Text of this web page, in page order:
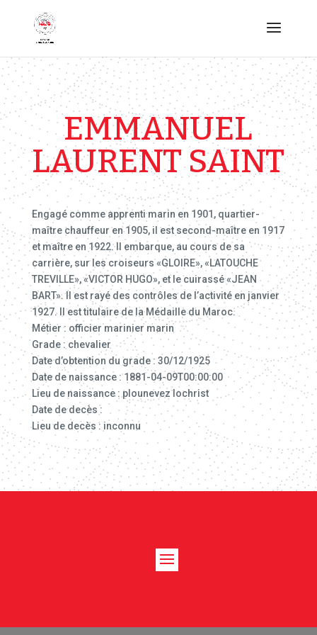
EMMANUEL
LAURENT SAINT
Engagé comme apprenti marin en 1901, quartier-
maître chauffeur en 1905, il est second-maître en 1917
et maître en 1922. Il embarque, au cours de sa
carrière, sur les croiseurs «GLOIRE», «LATOUCHE
TREVILLE», «VICTOR HUGO», et le cuirassé «JEAN
BART». Il est rayé des contrôles de l’activité en janvier
1927. Il est titulaire de la Médaille du Maroc.
Métier : officier marinier marin
Grade : chevalier
Date d’obtention du grade : 30/12/1925
Date de naissance : 1881-04-09T00:00:00
Lieu de naissance : plounevez lochrist
Date de decès :
Lieu de decès : inconnu